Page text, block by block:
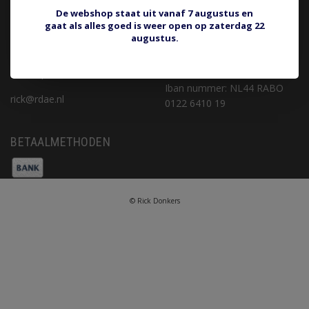
Privacy Policy
Betaalmethoden
Sitemap
rick@rdae.nl
rick@rdae.nl
KvK nummer: 16067342
Iban nummer: NL44 RABO
0122 6410 19
BETAALMETHODEN
© Rick Donkers
De webshop staat uit vanaf 7 augustus en
gaat als alles goed is weer open op zaterdag 22
augustus.